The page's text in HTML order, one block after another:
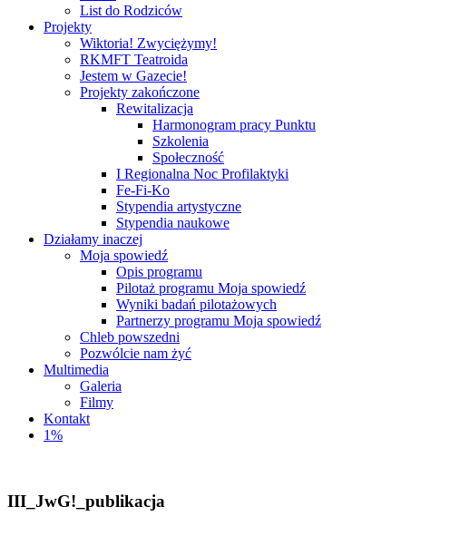
List do Rodziców
Projekty
Wiktoria! Zwyciężymy!
RKMFT Teatroida
Jestem w Gazecie!
Projekty zakończone
Rewitalizacja
Harmonogram pracy Punktu
Szkolenia
Społeczność
I Regionalna Noc Profilaktyki
Fe-Fi-Ko
Stypendia artystyczne
Stypendia naukowe
Działamy inaczej
Moja spowiedź
Opis programu
Pilotaż programu Moja spowiedź
Wyniki badań pilotażowych
Partnerzy programu Moja spowiedź
Chleb powszedni
Pozwólcie nam żyć
Multimedia
Galeria
Filmy
Kontakt
1%
III_JwG!_publikacja